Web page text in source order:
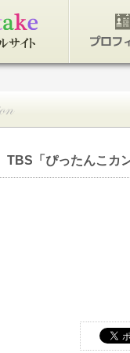
TBS「ぴったんこカ